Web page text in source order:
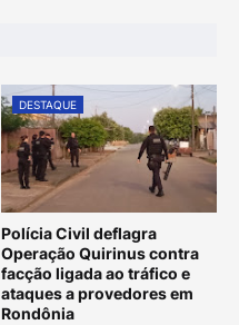
DESTAQUE
Polícia Civil deflagra
Operação Quirinus contra
facção ligada ao tráfico e
ataques a provedores em
Rondônia